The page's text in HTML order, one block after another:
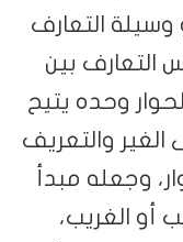
وسيلة التعارف
التعارف بين
وحده يتيح
الغير والتعريف
وجعله مبدأ
أو الغريب،